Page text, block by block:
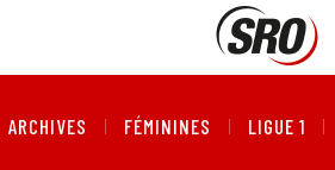
ARCHIVES FÉMININES LIGUE 1